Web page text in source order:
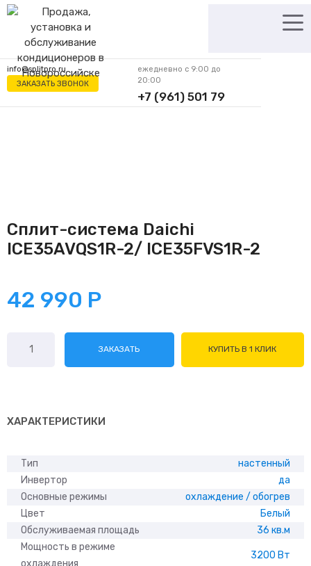
Перейти
содержимому
info@splitpro.ru
ЗАКАЗАТЬ ЗВОНОК
ежедневно с 9:00 до
20:00
+7 (961) 501 79
62
Сплит-система Daichi
ICE35AVQS1R-2/ ICE35FVS1R-2
42 990 Р
товара
ICE35FVS1R-
ЗАКАЗАТЬ КУПИТЬ В 1 КЛИК
ХАРАКТЕРИСТИКИ
Тип
настенный
Инвертор
да
Основные режимы
охлаждение / обогрев
Цвет
Белый
Обслуживаемая площадь
36 кв.м
Мощность в режиме
охлаждения
3200 Вт